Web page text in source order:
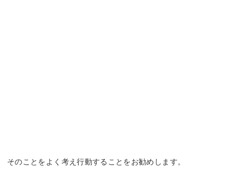
そのことをよく考え行動することをお勧めします。